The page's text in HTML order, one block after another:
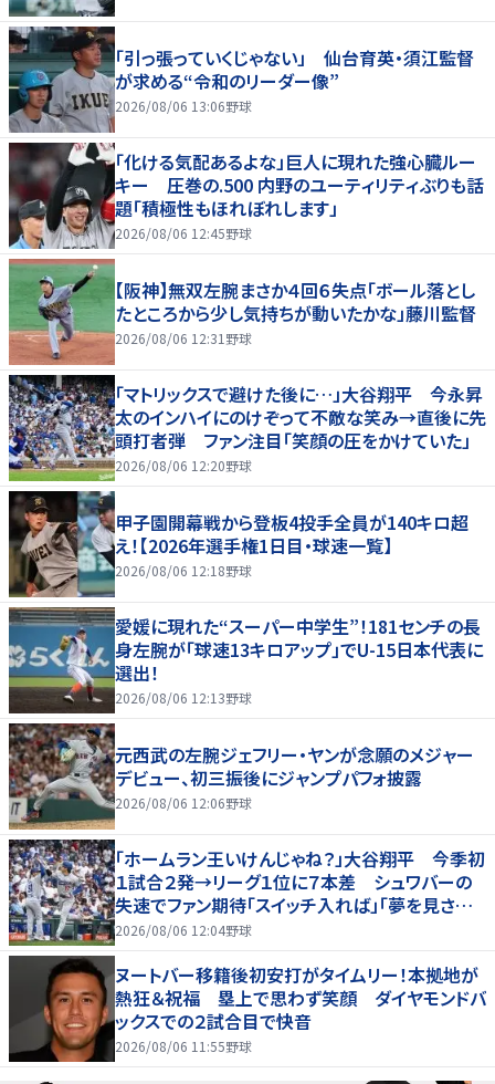
「引っ張っていくじゃない」 仙台育英・須江監督
が求める“令和のリーダー像”
2026/08/06 13:06野球
「化ける気配あるよな」巨人に現れた強心臓ルー
キー 圧巻の.500 内野のユーティリティぶりも話
題「積極性もほれぼれします」
2026/08/06 12:45野球
【阪神】無双左腕まさか４回６失点「ボール落とし
たところから少し気持ちが動いたかな」藤川監督
2026/08/06 12:31 野球
「マトリックスで避けた後に…」大谷翔平 今永昇
太のインハイにのけぞって不敵な笑み→直後に先
頭打者弾 ファン注目「笑顔の圧をかけていた」
2026/08/06 12:20野球
甲子園開幕戦から登板4投手全員が140キロ超
え！【2026年選手権1日目・球速一覧】
2026/08/06 12:18野球
愛媛に現れた“スーパー中学生”！181センチの長
身左腕が「球速13キロアップ」でU-15日本代表に
選出！
2026/08/06 12:13野球
元西武の左腕ジェフリー・ヤンが念願のメジャー
デビュー、初三振後にジャンプパフォ披露
2026/08/06 12:06野球
「ホームラン王いけんじゃね？」大谷翔平 今季初
１試合２発→リーグ１位に７本差 シュワバーの
失速でファン期待「スイッチ入れば」「夢を見させ
てくれる」
2026/08/06 12:04野球
ヌートバー移籍後初安打がタイムリー！本拠地が
熱狂＆祝福 塁上で思わず笑顔 ダイヤモンドバ
ックスでの２試合目で快音
2026/08/06 11:55野球